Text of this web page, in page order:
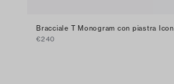
Bracciale T Monogram con piastra Icon
€240